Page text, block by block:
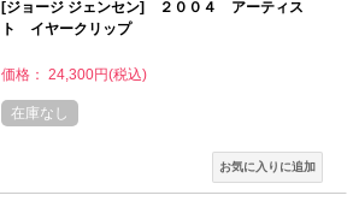
[ジョージ ジェンセン] ２００４ アーティス
ト イヤークリップ
価格： 24,300円(税込)
在庫なし